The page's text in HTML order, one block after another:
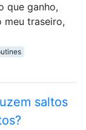
que ganho,
meu traseiro,
saltos